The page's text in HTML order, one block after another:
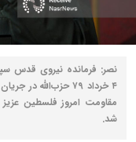
نصر: فرمانده نیروی قدس
۴ خرداد ۷۹ حزب‌الله
مقاومت امروز فلسطین
شد.